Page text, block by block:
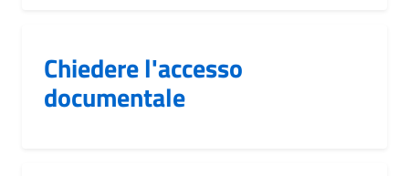
Chiedere l'accesso
documentale